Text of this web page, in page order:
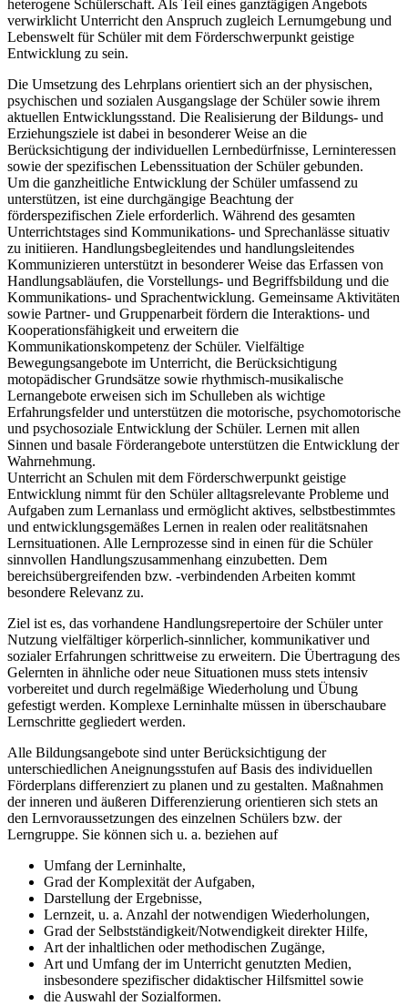
heterogene Schülerschaft. Als Teil eines ganztägigen Angebots
verwirklicht Unterricht den Anspruch zugleich Lernumgebung und
Lebenswelt für Schüler mit dem Förderschwerpunkt geistige
Entwicklung zu sein.
Die Umsetzung des Lehrplans orientiert sich an der physischen,
psychischen und sozialen Ausgangslage der Schüler sowie ihrem
aktuellen Entwicklungsstand. Die Realisierung der Bildungs- und
Erziehungsziele ist dabei in besonderer Weise an die
Berücksichtigung der individuellen Lernbedürfnisse, Lerninteressen
sowie der spezifischen Lebenssituation der Schüler gebunden.
Um die ganzheitliche Entwicklung der Schüler umfassend zu
unterstützen, ist eine durchgängige Beachtung der
förderspezifischen Ziele erforderlich. Während des gesamten
Unterrichtstages sind Kommunikations- und Sprechanlässe situativ
zu initiieren. Handlungsbegleitendes und handlungsleitendes
Kommunizieren unterstützt in besonderer Weise das Erfassen von
Handlungsabläufen, die Vorstellungs- und Begriffsbildung und die
Kommunikations- und Sprachentwicklung. Gemeinsame Aktivitäten
sowie Partner- und Gruppenarbeit fördern die Interaktions- und
Kooperationsfähigkeit und erweitern die
Kommunikationskompetenz der Schüler. Vielfältige
Bewegungsangebote im Unterricht, die Berücksichtigung
motopädischer Grundsätze sowie rhythmisch-musikalische
Lernangebote erweisen sich im Schulleben als wichtige
Erfahrungsfelder und unterstützen die motorische, psychomotorische
und psychosoziale Entwicklung der Schüler. Lernen mit allen
Sinnen und basale Förderangebote unterstützen die Entwicklung der
Wahrnehmung.
Unterricht an Schulen mit dem Förderschwerpunkt geistige
Entwicklung nimmt für den Schüler alltagsrelevante Probleme und
Aufgaben zum Lernanlass und ermöglicht aktives, selbstbestimmtes
und entwicklungsgemäßes Lernen in realen oder realitätsnahen
Lernsituationen. Alle Lernprozesse sind in einen für die Schüler
sinnvollen Handlungszusammenhang einzubetten. Dem
bereichsübergreifenden bzw. -verbindenden Arbeiten kommt
besondere Relevanz zu.
Ziel ist es, das vorhandene Handlungsrepertoire der Schüler unter
Nutzung vielfältiger körperlich-sinnlicher, kommunikativer und
sozialer Erfahrungen schrittweise zu erweitern. Die Übertragung des
Gelernten in ähnliche oder neue Situationen muss stets intensiv
vorbereitet und durch regelmäßige Wiederholung und Übung
gefestigt werden. Komplexe Lerninhalte müssen in überschaubare
Lernschritte gegliedert werden.
Alle Bildungsangebote sind unter Berücksichtigung der
unterschiedlichen Aneignungsstufen auf Basis des individuellen
Förderplans differenziert zu planen und zu gestalten. Maßnahmen
der inneren und äußeren Differenzierung orientieren sich stets an
den Lernvoraussetzungen des einzelnen Schülers bzw. der
Lerngruppe. Sie können sich u. a. beziehen auf
Umfang der Lerninhalte,
Grad der Komplexität der Aufgaben,
Darstellung der Ergebnisse,
Lernzeit, u. a. Anzahl der notwendigen Wiederholungen,
Grad der Selbstständigkeit/Notwendigkeit direkter Hilfe,
Art der inhaltlichen oder methodischen Zugänge,
Art und Umfang der im Unterricht genutzten Medien,
insbesondere spezifischer didaktischer Hilfsmittel sowie
die Auswahl der Sozialformen.